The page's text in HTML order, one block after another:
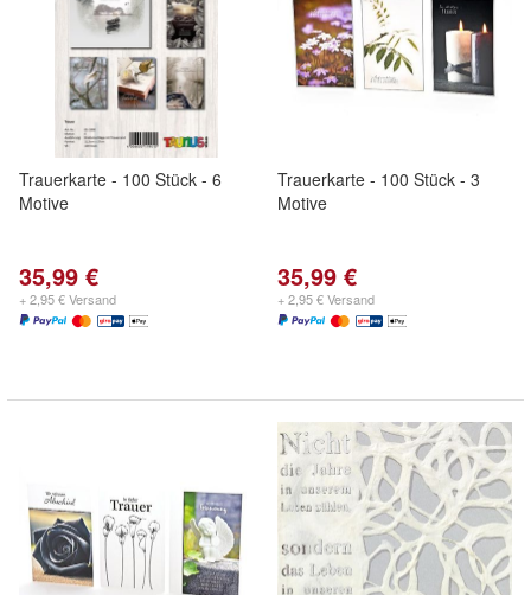
Trauerkarte - 100 Stück - 6
Motive
35,99 €
+ 2,95 € Versand
Trauerkarte - 100 Stück - 3
Motive
35,99 €
+ 2,95 € Versand